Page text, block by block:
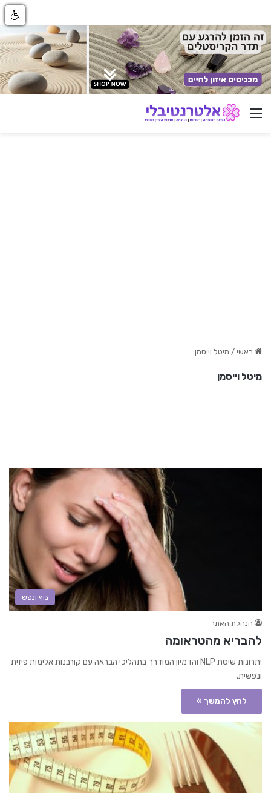
ניווט באתר
ראשי / מיטל וייסמן
מיטל וייסמן
גוף ונפש
הנהלת האתר
להבריא מהטראומה
יתרונות שיטת NLP והדמיון המודרך בתהליכי הבראה עם קורבנות אלימות פיזית
ונפשית.
לחץ להמשך »